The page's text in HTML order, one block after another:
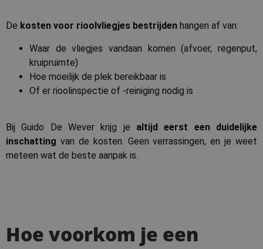
De kosten voor rioolvliegjes bestrijden hangen af van:
Waar de vliegjes vandaan komen (afvoer, regenput,
kruipruimte)
Hoe moeilijk de plek bereikbaar is
Of er rioolinspectie of -reiniging nodig is
Bij Guido De Wever krijg je altijd eerst een duidelijke
inschatting van de kosten. Geen verrassingen, en je weet
meteen wat de beste aanpak is.
Hoe voorkom je een